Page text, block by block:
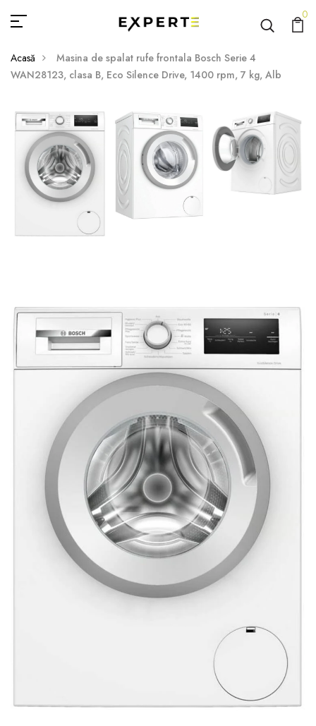
0
Acasă
Masina de spalat rufe frontala Bosch Serie 4
WAN28123, clasa B, Eco Silence Drive, 1400 rpm, 7 kg, Alb